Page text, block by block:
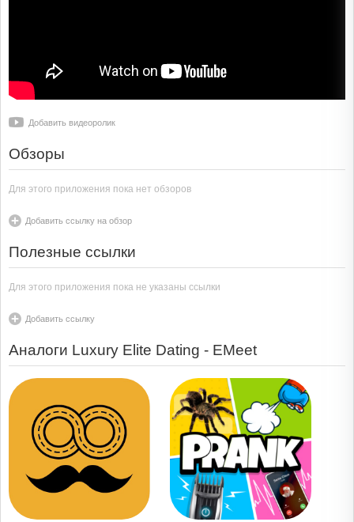
Добавить видеоролик
Обзоры
Для этого приложения пока нет обзоров
Добавить ссылку на обзор
Полезные ссылки
Для этого приложения пока не указаны ссылки
Добавить ссылку
Аналоги Luxury Elite Dating - EMeet